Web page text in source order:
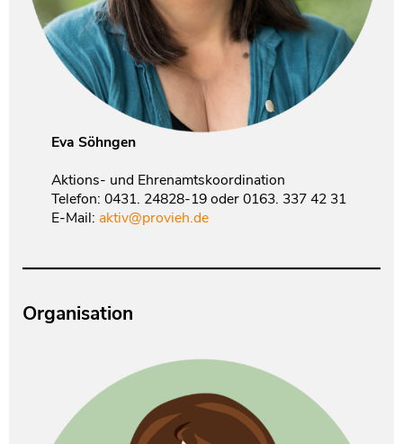
Eva Söhngen
Aktions- und Ehrenamtskoordination
Telefon: 0431. 24828-19 oder 0163. 337 42 31
E-Mail: aktiv@provieh.de
Organisation